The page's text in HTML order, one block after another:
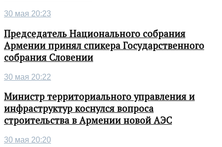
30 мая 20:23
Председатель Национального собрания
Армении принял спикера Государственного
собрания Словении
30 мая 20:22
Министр территориального управления и
инфраструктур коснулся вопроса
строительства в Армении новой АЭС
30 мая 20:20